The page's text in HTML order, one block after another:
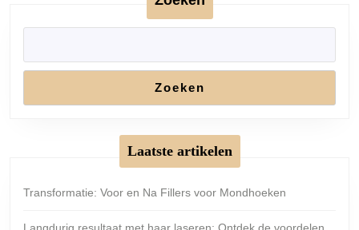
Zoeken
Laatste artikelen
Transformatie: Voor en Na Fillers voor Mondhoeken